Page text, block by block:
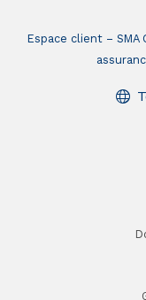
Espace client SMA